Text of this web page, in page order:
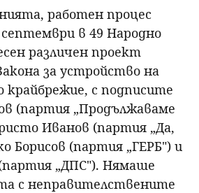
работен процес
в 49 Народно
различен проект
за устройство на
с подписите
(партия „Продължаваме
Иванов (партия „Да,
Борисов (партия „ГЕРБ") и
„ДПС"). Нямаше
с неправителствените